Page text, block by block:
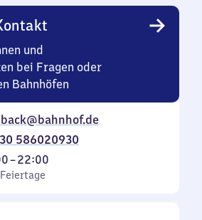
und
bei Fragen oder
Bahnhöfen
586020930
–22:00